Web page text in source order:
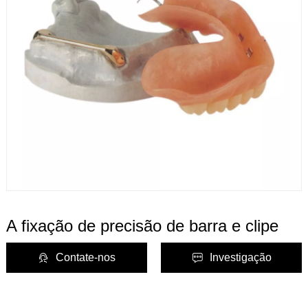
A fixação de precisão de barra e clipe
Contate-nos Investigação